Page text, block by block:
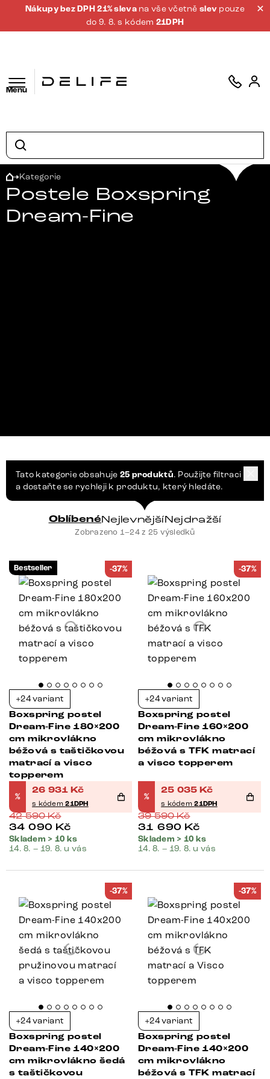
Nákupy bez DPH 21% sleva na vše včetněslev pouze
do 9. 8. s kódem 21DPH
Menu
Kategorie
Postele Boxspring
Dream-Fine
Tato kategorie obsahuje 25 produktů. Použijte filtraci
a dostaňte se rychleji k produktu, který hledáte.
OblíbenéNejlevnějšíNejdražší
Zobrazeno 1–24 z 25 výsledků
Bestseller -37%
+24 variant
Boxspring postel
Dream-Fine 180×200
cm mikrovlákno
béžová s taštičkovou
matrací a visco
topperem
%
26 931 Kč
s kódem21DPH
42 590Kč
34 090 Kč
Skladem > 10 ks
14. 8. – 19. 8. u vás
-37%
+24 variant
Boxspring postel
Dream-Fine 160×200
cm mikrovlákno
béžová s TFK matrací
a visco topperem
%
25 035 Kč
s kódem21DPH
39 590Kč
31 690 Kč
Skladem > 10 ks
14. 8. – 19. 8. u vás
-37%
+24 variant
Boxspring postel
Dream-Fine 140×200
cm mikrovlákno šedá
s taštičkovou
-37%
+24 variant
Boxspring postel
Dream-Fine 140×200
cm mikrovlákno
béžová s TFK matrací